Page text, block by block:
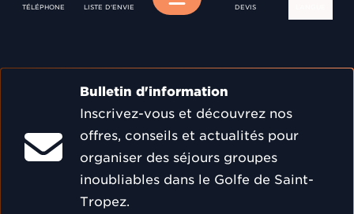
TÉLÉPHONE LISTE D'ENVIE Menu DEVIS
Bulletin d'information
Inscrivez-vous et découvrez nos
offres, conseils et actualités pour
organiser des séjours groupes
inoubliables dans le Golfe de Saint-
Tropez.